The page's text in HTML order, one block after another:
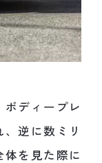
ディープレ
逆に数ミリ
を見た際に